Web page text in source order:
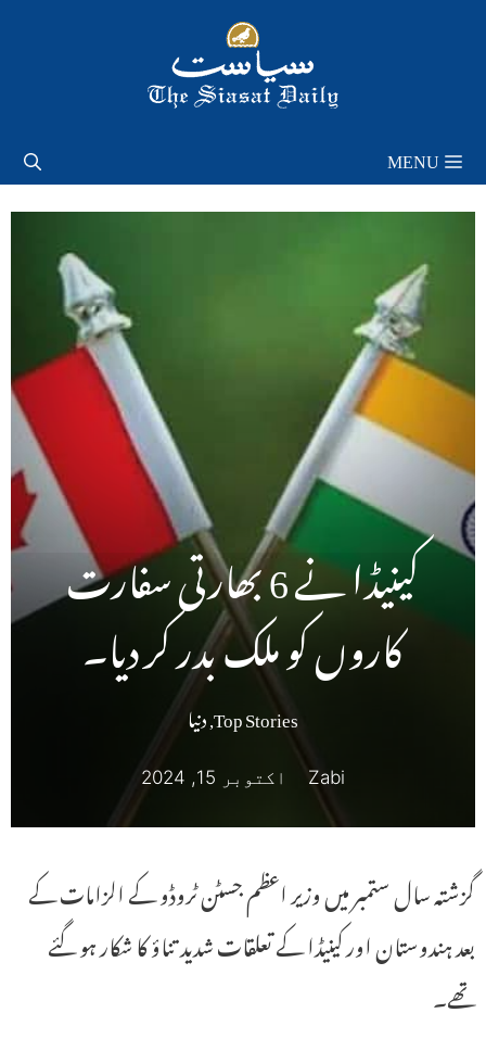
MENU
کینیڈا نے 6 بھارتی سفارت
کاروں کو ملک بدر کر دیا۔
Top Stories
,دنیا
Zabi اکتوبر 15, 2024
گزشتہ سال ستمبر میں وزیر اعظم جسٹن ٹروڈو کے الزامات کے
بعد ہندوستان اور کینیڈا کے تعلقات شدید تناؤ کا شکار ہو گئے
تھے۔